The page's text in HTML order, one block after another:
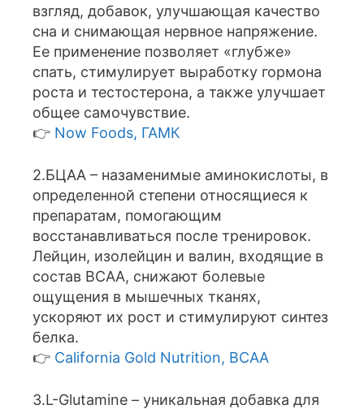
взгляд, добавок, улучшающая качество
сна и снимающая нервное напряжение.
Ее применение позволяет «глубже»
спать, стимулирует выработку гормона
роста и тестостерона, а также улучшает
общее самочувствие.
👉 Now Foods, ГАМК
2.БЦАА – назаменимые аминокислоты, в
определенной степени относящиеся к
препаратам, помогающим
восстанавливаться после тренировок.
Лейцин, изолейцин и валин, входящие в
состав BCAA, снижают болевые
ощущения в мышечных тканях,
ускоряют их рост и стимулируют синтез
белка.
👉 California Gold Nutrition, BCAA
3.L-Glutamine – уникальная добавка для